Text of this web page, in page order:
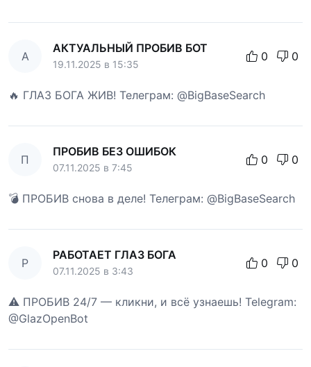
А
АКТУАЛЬНЫЙ ПРОБИВ БОТ
19.11.2025 в 15:35
0 0
🔥 ГЛАЗ БОГА ЖИВ! Телеграм: @BigBaseSearch
П
ПРОБИВ БЕЗ ОШИБОК
07.11.2025 в 7:45
0 0
💣 ПРОБИВ снова в деле! Телеграм: @BigBaseSearch
Р
РАБОТАЕТ ГЛАЗ БОГА
07.11.2025 в 3:43
0 0
⚠️ ПРОБИВ 24/7 — кликни, и всё узнаешь! Telegram:
@GlazOpenBot